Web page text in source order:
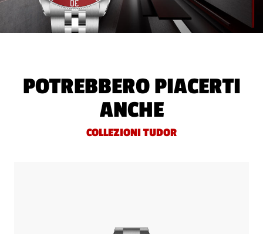
POTREBBERO PIACERTI
ANCHE
COLLEZIONI TUDOR